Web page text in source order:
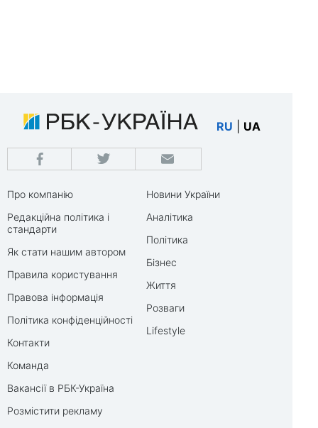
RU UA
Про компанію
Редакційна політика і
стандарти
Як стати нашим автором
Правила користування
Правова інформація
Політика конфіденційності
Контакти
Команда
Вакансії в РБК-Україна
Розмістити рекламу
Новини України
Аналітика
Політика
Бізнес
Життя
Розваги
Lifestyle